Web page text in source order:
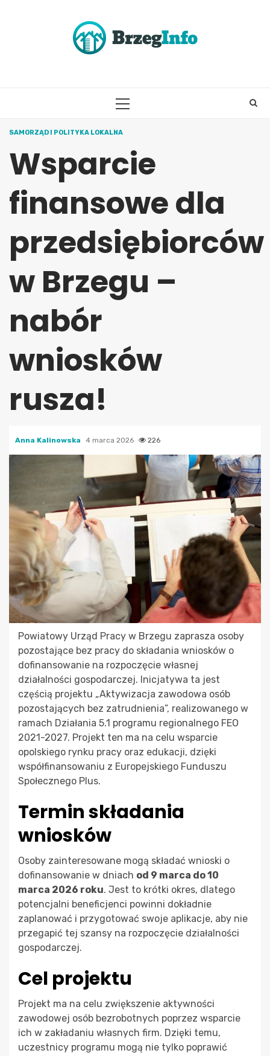
PRIMARY
SAMORZĄD I POLITYKA LOKALNA
Wsparcie
finansowe dla
przedsiębiorców
w Brzegu –
nabór
wniosków
rusza!
Anna Kalinowska 4 marca 2026 226
Powiatowy Urząd Pracy w Brzegu zaprasza osoby
pozostające bez pracy do składania wniosków o
dofinansowanie na rozpoczęcie własnej
działalności gospodarczej. Inicjatywa ta jest
częścią projektu „Aktywizacja zawodowa osób
pozostających bez zatrudnienia”, realizowanego w
ramach Działania 5.1 programu regionalnego FEO
2021-2027. Projekt ten ma na celu wsparcie
opolskiego rynku pracy oraz edukacji, dzięki
współfinansowaniu z Europejskiego Funduszu
Społecznego Plus.
Termin składania
wniosków
Osoby zainteresowane mogą składać wnioski o
dofinansowanie w dniach od 9 marca do 10
marca 2026 roku. Jest to krótki okres, dlatego
potencjalni beneficjenci powinni dokładnie
zaplanować i przygotować swoje aplikacje, aby nie
przegapić tej szansy na rozpoczęcie działalności
gospodarczej.
Cel projektu
Projekt ma na celu zwiększenie aktywności
zawodowej osób bezrobotnych poprzez wsparcie
ich w zakładaniu własnych firm. Dzięki temu,
uczestnicy programu mogą nie tylko poprawić